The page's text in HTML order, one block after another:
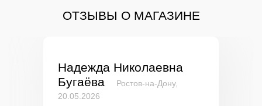
ОТЗЫВЫ О МАГАЗИНЕ
Надежда Николаевна
Бугаёва
Ростов-на-Дону,
20.05.2026